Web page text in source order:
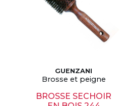
GUENZANI
Brosse et peigne
BROSSE SECHOIR